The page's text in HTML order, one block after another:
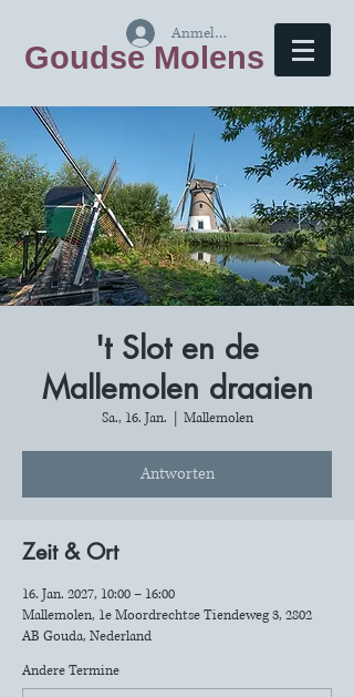
Goudse Molens
Anmelden
't Slot en de
Mallemolen draaien
Sa., 16. Jan. Mallemolen
Antworten
Zeit & Ort
16. Jan. 2027, 10:00 – 16:00
Mallemolen, 1e Moordrechtse Tiendeweg 3, 2802
AB Gouda, Nederland
Andere Termine